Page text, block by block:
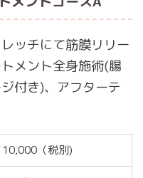
ッチにて筋膜リリー
メント全身施術(腸
付き)、アフターテ
10,000（税別)